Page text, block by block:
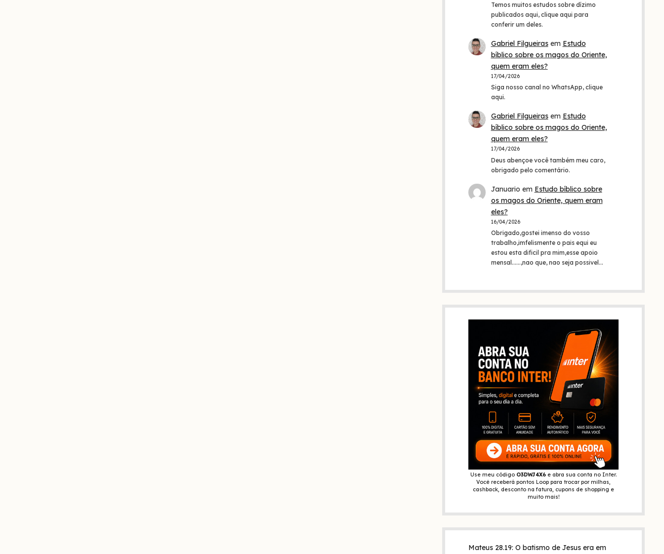
Temos muitos estudos sobre dízimo
publicados aqui, clique aqui para
conferir um deles.
Gabriel Filgueirasem Estudo
bíblico sobre os magos do Oriente,
quem eram eles?
17/04/2026
Siga nosso canal no WhatsApp, clique
aqui.
Gabriel Filgueirasem Estudo
bíblico sobre os magos do Oriente,
quem eram eles?
17/04/2026
Deus abençoe você também meu caro,
obrigado pelo comentário.
Januario em Estudo bíblico sobre
os magos do Oriente, quem eram
eles?
16/04/2026
Obrigado,gostei imenso do vosso
trabalho,imfelismente o pais equi eu
estou esta dificil pra mim,esse apoio
mensal......,nao que, nao seja possivel…
Use meu código O3DWJ4X6 e abra sua conta no Inter.
Você receberá pontos Loop para trocar por milhas,
cashback, desconto na fatura, cupons de shopping e
muito mais!
Mateus 28.19: O batismo de Jesus era em